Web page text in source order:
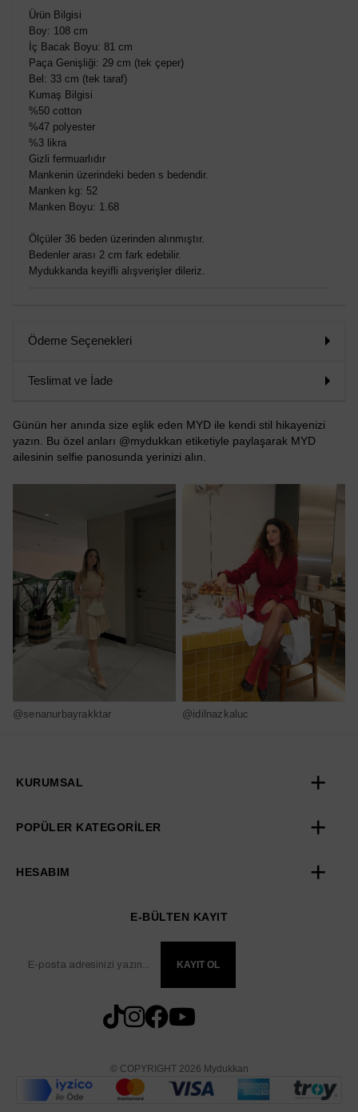
Ürün Bilgisi
Boy: 108 cm
İç Bacak Boyu: 81 cm
Paça Genişliği: 29 cm (tek çeper)
Bel: 33 cm (tek taraf)
Kumaş Bilgisi
%50 cotton
%47 polyester
%3 likra
Gizli fermuarlıdır
Mankenin üzerindeki beden s bedendir.
Manken kg: 52
Manken Boyu: 1.68
Ölçüler 36 beden üzerinden alınmıştır.
Bedenler arası 2 cm fark edebilir.
Mydukkanda keyifli alışverişler dileriz.
Ödeme Seçenekleri
Teslimat ve İade
Günün her anında size eşlik eden MYD ile kendi stil hikayenizi
yazın. Bu özel anları @mydukkan etiketiyle paylaşarak MYD
ailesinin selfie panosunda yerinizi alın.
@senanurbayrakktar @idilnazkaluc
KURUMSAL
POPÜLER KATEGORİLER
HESABIM
E-BÜLTEN KAYIT
KAYIT OL
© COPYRIGHT 2026 Mydukkan